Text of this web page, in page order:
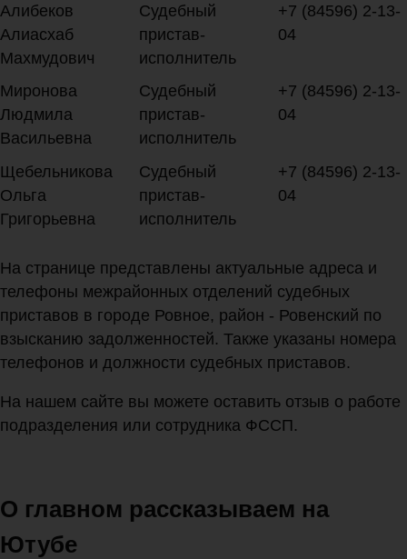
Алибеков
Алиасхаб
Махмудович
Судебный
пристав-
исполнитель
+7 (84596) 2-13-
04
Миронова
Людмила
Васильевна
Судебный
пристав-
исполнитель
+7 (84596) 2-13-
04
Щебельникова
Ольга
Григорьевна
Судебный
пристав-
исполнитель
+7 (84596) 2-13-
04
На странице представлены актуальные адреса и
телефоны межрайонных отделений судебных
приставов в городе Ровное, район - Ровенский по
взысканию задолженностей. Также указаны номера
телефонов и должности судебных приставов.
На нашем сайте вы можете оставить отзыв о работе
подразделения или сотрудника ФССП.
О главном рассказываем на
Ютубе